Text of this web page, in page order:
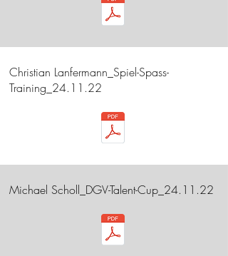
Christian Lanfermann_Spiel-Spass-
Training_24.11.22
Michael Scholl_DGV-Talent-Cup_24.11.22